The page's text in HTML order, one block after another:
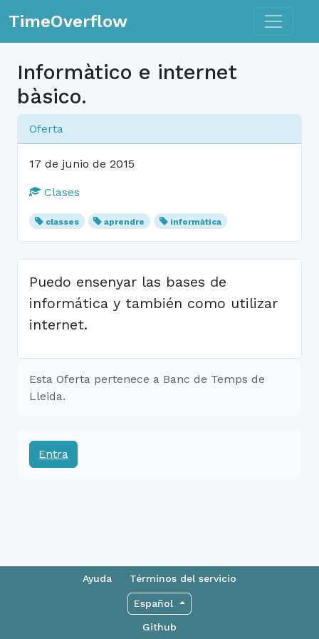
TimeOverflow Toggle
Informàtico e internet
bàsico.
Oferta
17 de junio de 2015
Clases
classes aprendre informàtica
Puedo ensenyar las bases de
informática y también como utilizar
internet.
Esta Oferta pertenece a Banc de Temps de
Lleida.
Entra
Ayuda Términos del servicio
Español
Github